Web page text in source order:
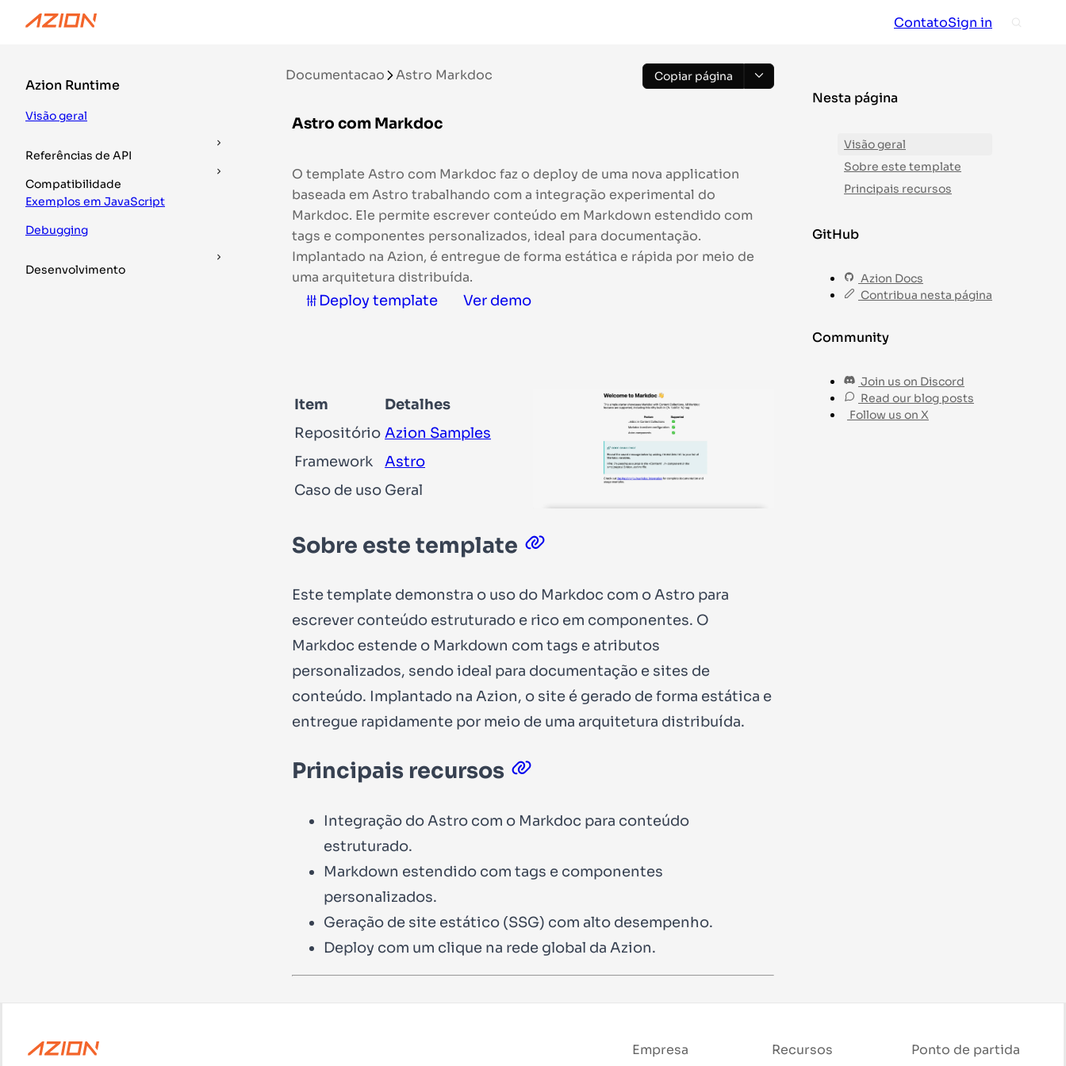
ContatoSign in
Azion Runtime
Visão geral
Referências de API
Compatibilidade
Exemplos em JavaScript
Debugging
Desenvolvimento
Documentacao Astro Markdoc Copiar página
Astro com Markdoc
O template Astro com Markdoc faz o deploy de uma nova application
baseada em Astro trabalhando com a integração experimental do
Markdoc. Ele permite escrever conteúdo em Markdown estendido com
tags e componentes personalizados, ideal para documentação.
Implantado na Azion, é entregue de forma estática e rápida por meio de
uma arquitetura distribuída.
Deploy template Ver demo
Item
Detalhes
Repositório Azion Samples
Framework
Astro
Caso de uso Geral
Sobre este template
Este template demonstra o uso do Markdoc com o Astro para
escrever conteúdo estruturado e rico em componentes. O
Markdoc estende o Markdown com tags e atributos
personalizados, sendo ideal para documentação e sites de
conteúdo. Implantado na Azion, o site é gerado de forma estática e
entregue rapidamente por meio de uma arquitetura distribuída.
Principais recursos
Integração do Astro com o Markdoc para conteúdo
estruturado.
Markdown estendido com tags e componentes
personalizados.
Geração de site estático (SSG) com alto desempenho.
Deploy com um clique na rede global da Azion.
Nesta página
Visão geral
Sobre este template
Principais recursos
GitHub
Azion Docs
Contribua nesta página
Community
Join us on Discord
Read our blog posts
Follow us on X
Empresa Recursos Ponto de partida